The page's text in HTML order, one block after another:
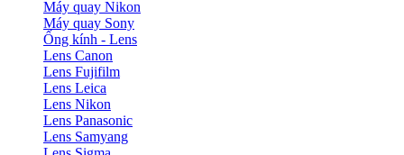
Máy quay Nikon
Máy quay Sony
Ống kính - Lens
Lens Canon
Lens Fujifilm
Lens Leica
Lens Nikon
Lens Panasonic
Lens Samyang